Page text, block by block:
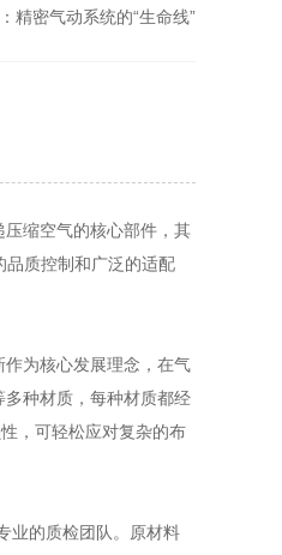
精密气动系统的“生命线”
缩空气的核心部件，其
品质控制和广泛的适配
为核心发展理念，在气
种材质，每种材质都经
，可轻松应对复杂的布
业的质检团队。原材料